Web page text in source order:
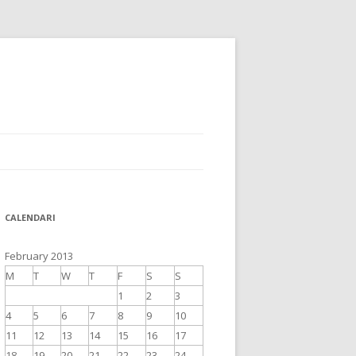
CALENDARI
February 2013
M
T W T F S S
1 2
3
4
5 6 7 8 9
10
11
12 13 14 15 16
17